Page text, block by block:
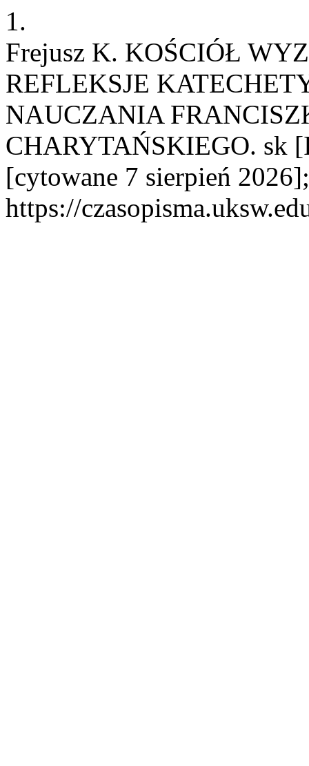
1.
Frejusz K. KOŚCIÓŁ
REFLEKSJE
NAUCZANIA
CHARYTAŃSKIEGO. sk
[cytowane 7 sierpień
https://